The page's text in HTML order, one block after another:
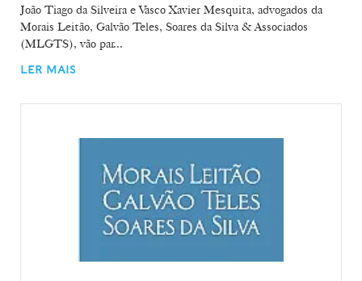
João Tiago da Silveira e Vasco Xavier Mesquita, advogados da
Morais Leitão, Galvão Teles, Soares da Silva & Associados
(MLGTS), vão par...
LER MAIS